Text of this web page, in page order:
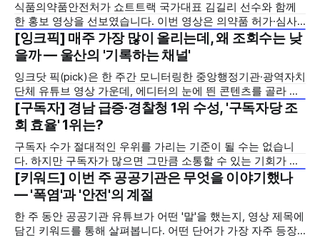
식품의약품안전처가 쇼트트랙 국가대표 김길리 선수와 함께
한 홍보 영상을 선보였습니다. 이번 영상은 의약품 허가·심사
기간을 기존 420일에서 240일로 단축한 정책을 국민에게 쉽
고 친근하게 알리기 위해 제작한 것으로, 딱딱하게 느껴질 수
있는 규제 정책을, 빙판 위에서 빠른 스피드와 꼼꼼한 준비를
모두 갖춘 김길리 선수의 이미지에 빗대어 풀어낸 것이 특징입
니다. '빠르지만
2026년 7월 5주
[잉크픽] 매주 가장 많이 올리는데, 왜 조회수는 낮
을까 — 울산의 '기록하는 채널'
잉크닷 픽(pick)은 한 주간 모니터링한 중앙행정기관·광역자치
단체 유튜브 영상 가운데, 에디터의 눈에 띈 콘텐츠를 골라 그
시도와 의미를 들여다보는 코너입니다. 조회수 순위표 맨 위에
오르지는 못했지만, 다른 채널이 가지 않은 길을 택한 콘텐츠
를 소개합니다. 이번 주는 특정 영상 한 편이 아니라, 채널 하나
의 '변화'를 이야기하려
2026년 7월 5주
[구독자] 경남 급증·경찰청 1위 수성, '구독자당 조
회 효율' 1위는?
구독자 수가 절대적인 우위를 가리는 기준이 될 수는 없습니
다. 하지만 구독자가 많으면 그만큼 소통할 수 있는 기회가 많
아집니다. 소통은 곧 채널의 신뢰로 이어집니다. 억지로 구독
자를 확보하기보다는 소통하는, 그래서 충성도 높은 구독자를
다수 확보하길 바라는 마음을 담아, 중앙행정기관과 광역자치
단체 유튜브 채널의 구독자를 월 단위로 분석합니다. 중앙행정
기관과 광역자치단체 유튜브 채널의 구독자를 통합하여
2026년 7월 5주
[키워드] 이번 주 공공기관은 무엇을 이야기했나
— '폭염'과 '안전'의 계절
한 주 동안 공공기관 유튜브가 어떤 '말'을 했는지, 영상 제목에
담긴 키워드를 통해 살펴봅니다. 어떤 단어가 가장 자주 등장